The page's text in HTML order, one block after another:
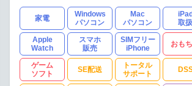
家電
Windows
パソコン
Mac
パソコン
iPad
取扱
Apple
Watch
スマホ
販売
SIMフリー
iPhone
おも
ゲーム
ソフト
SE配送
トータル
サポート